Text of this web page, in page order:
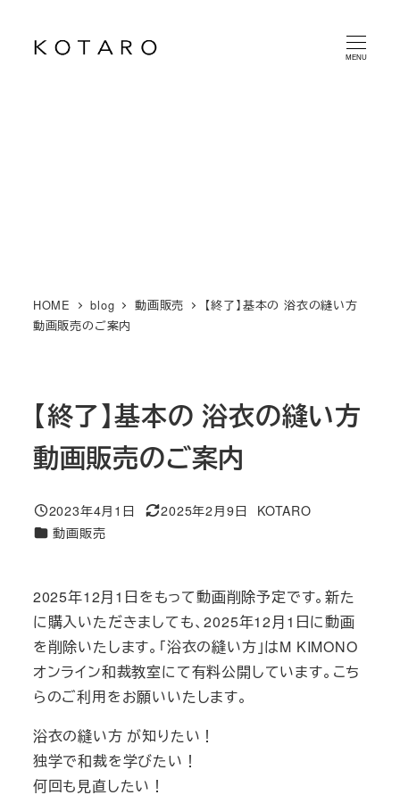
MENU
HOME blog 動画販売
【終了】基本の 浴衣の縫い方
動画販売のご案内
【終了】基本の 浴衣の縫い方
動画販売のご案内
投稿日
2023年4月1日
更新日
2025年2月9日
著
KOTARO
カテゴリー
動画販売
2025年12月1日をもって動画削除予定です。新た
に購入いただきましても、2025年12月1日に動画
を削除いたします。「浴衣の縫い方」はM KIMONO
オンライン和裁教室にて有料公開しています。こち
らのご利用をお願いいたします。
浴衣の縫い方 が知りたい！
独学で和裁を学びたい！
何回も見直したい！